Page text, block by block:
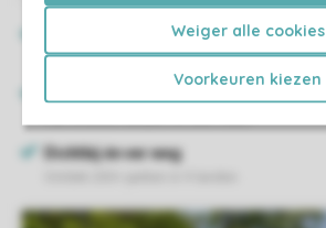
Weiger alle cookies
Voorkeuren kiezen